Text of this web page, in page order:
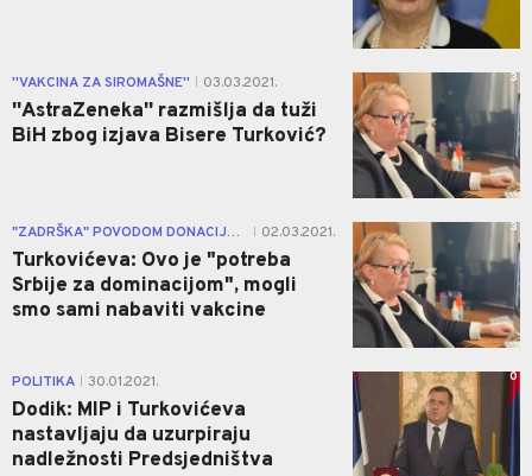
''VAKCINA ZA SIROMAŠNE'' 03.03.2021.
''AstraZeneka'' razmišlja da tuži
BiH zbog izjava Bisere Turković?
3
"ZADRŠKA" POVODOM DONACIJE IZ SRBIJE 02.03.2021.
Turkovićeva: Ovo je "potreba
Srbije za dominacijom", mogli
smo sami nabaviti vakcine
3
POLITIKA 30.01.2021.
Dodik: MIP i Turkovićeva
nastavljaju da uzurpiraju
nadležnosti Predsjedništva
0